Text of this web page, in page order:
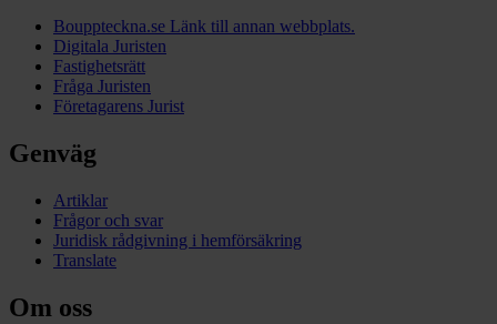
Bouppteckna.se Länk till annan webbplats.
Digitala Juristen
Fastighetsrätt
Fråga Juristen
Företagarens Jurist
Genväg
Artiklar
Frågor och svar
Juridisk rådgivning i hemförsäkring
Translate
Om oss